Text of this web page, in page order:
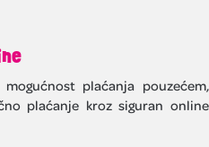
plaćanja pouzećem,
plaćanje kroz siguran online